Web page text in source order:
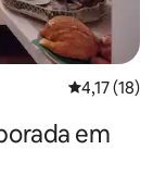
4,17 de uma
4,17 (18)
em